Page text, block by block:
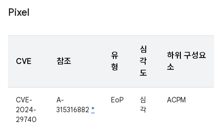
Pixel
CVE 참조
유
형
심
각
도
하위 구성요
소
CVE-
2024-
29740
A-
315316882 *
EoP
심
각
ACPM